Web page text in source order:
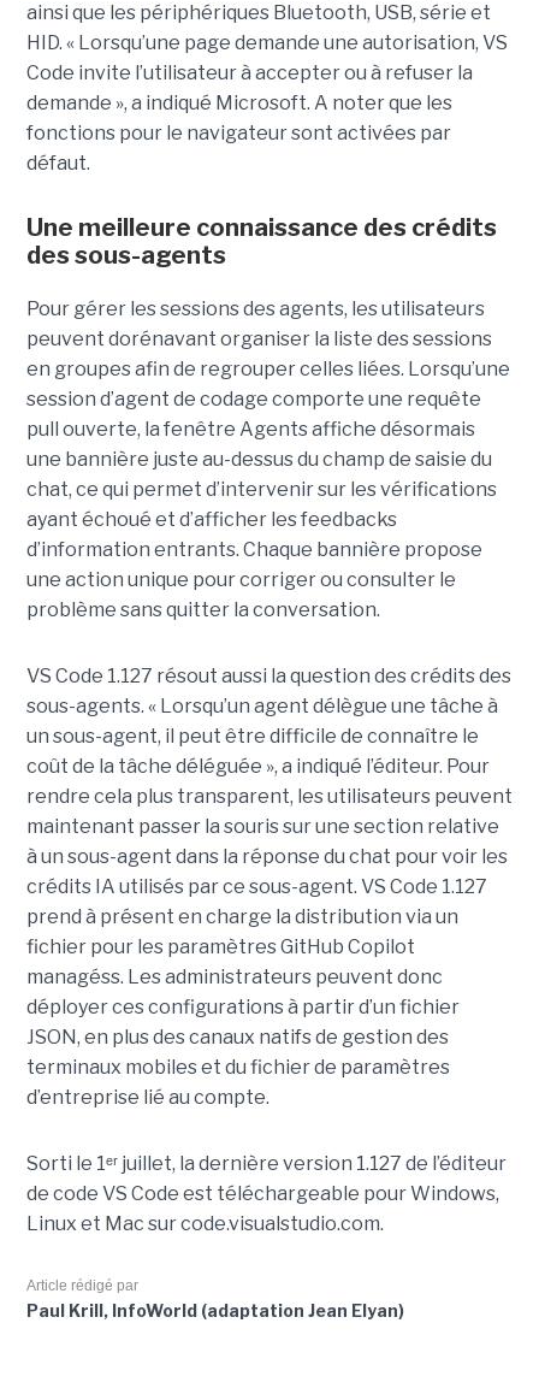
ainsi que les périphériques Bluetooth, USB, série et
HID. « Lorsqu’une page demande une autorisation, VS
Code invite l’utilisateur à accepter ou à refuser la
demande », a indiqué Microsoft. A noter que les
fonctions pour le navigateur sont activées par
défaut.
Une meilleure connaissance des crédits
des sous-agents
Pour gérer les sessions des agents, les utilisateurs
peuvent dorénavant organiser la liste des sessions
en groupes afin de regrouper celles liées. Lorsqu’une
session d’agent de codage comporte une requête
pull ouverte, la fenêtre Agents affiche désormais
une bannière juste au-dessus du champ de saisie du
chat, ce qui permet d’intervenir sur les vérifications
ayant échoué et d’afficher les feedbacks
d’information entrants. Chaque bannière propose
une action unique pour corriger ou consulter le
problème sans quitter la conversation.
VS Code 1.127 résout aussi la question des crédits des
sous-agents. « Lorsqu’un agent délègue une tâche à
un sous-agent, il peut être difficile de connaître le
coût de la tâche déléguée », a indiqué l’éditeur. Pour
rendre cela plus transparent, les utilisateurs peuvent
maintenant passer la souris sur une section relative
à un sous-agent dans la réponse du chat pour voir les
crédits IA utilisés par ce sous-agent. VS Code 1.127
prend à présent en charge la distribution via un
fichier pour les paramètres GitHub Copilot
managéss. Les administrateurs peuvent donc
déployer ces configurations à partir d’un fichier
JSON, en plus des canaux natifs de gestion des
terminaux mobiles et du fichier de paramètres
d’entreprise lié au compte.
Sorti le 1ᵉʳ juillet, la dernière version 1.127 de l’éditeur
de code VS Code est téléchargeable pour Windows,
Linux et Mac sur code.visualstudio.com.
Article rédigé par
Paul Krill, InfoWorld (adaptation Jean Elyan)